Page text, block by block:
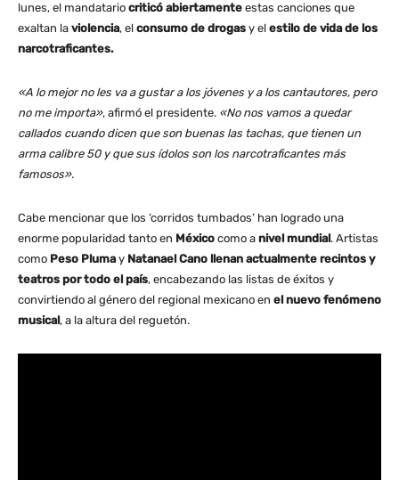
lunes, el mandatario criticó abiertamente estas canciones que
exaltan la violencia, el consumo de drogas y el estilo de vida de los
narcotraficantes.
«A lo mejor no les va a gustar a los jóvenes y a los cantautores, pero
no me importa», afirmó el presidente. «No nos vamos a quedar
callados cuando dicen que son buenas las tachas, que tienen un
arma calibre 50 y que sus ídolos son los narcotraficantes más
famosos».
Cabe mencionar que los ‘corridos tumbados’ han logrado una
enorme popularidad tanto en México como a nivel mundial. Artistas
como Peso Plumay Natanael Cano llenan actualmente recintos y
teatros por todo el país, encabezando las listas de éxitos y
convirtiendo al género del regional mexicano en el nuevo fenómeno
musical, a la altura del reguetón.